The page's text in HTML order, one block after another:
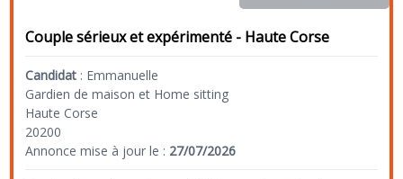
Couple sérieux et expérimenté - Haute Corse
Candidat : Emmanuelle
Gardien de maison et Home sitting
Haute Corse
20200
Annonce mise à jour le : 27/07/2026